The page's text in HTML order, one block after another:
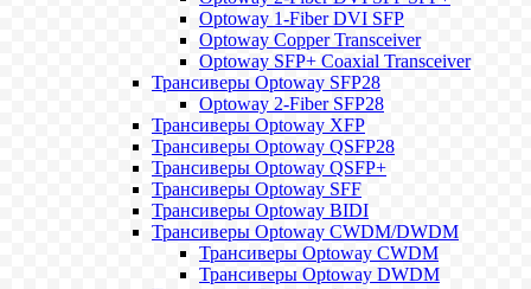
Optoway 1-Fiber DVI SFP
Optoway Copper Transceiver
Optoway SFP+ Coaxial Transceiver
Трансиверы Optoway SFP28
Optoway 2-Fiber SFP28
Трансиверы Optoway XFP
Трансиверы Optoway QSFP28
Трансиверы Optoway QSFP+
Трансиверы Optoway SFF
Трансиверы Optoway BIDI
Трансиверы Optoway CWDM/DWDM
Трансиверы Optoway CWDM
Трансиверы Optoway DWDM